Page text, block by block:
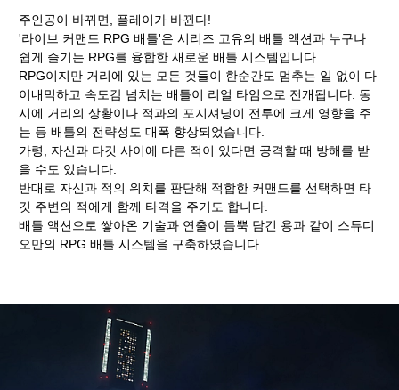
주인공이 바뀌면, 플레이가 바뀐다!
'라이브 커맨드 RPG 배틀'은 시리즈 고유의 배틀 액션과 누구나
쉽게 즐기는 RPG를 융합한 새로운 배틀 시스템입니다.
RPG이지만 거리에 있는 모든 것들이 한순간도 멈추는 일 없이 다
이내믹하고 속도감 넘치는 배틀이 리얼 타임으로 전개됩니다. 동
시에 거리의 상황이나 적과의 포지셔닝이 전투에 크게 영향을 주
는 등 배틀의 전략성도 대폭 향상되었습니다.
가령, 자신과 타깃 사이에 다른 적이 있다면 공격할 때 방해를 받
을 수도 있습니다.
반대로 자신과 적의 위치를 판단해 적합한 커맨드를 선택하면 타
깃 주변의 적에게 함께 타격을 주기도 합니다.
배틀 액션으로 쌓아온 기술과 연출이 듬뿍 담긴 용과 같이 스튜디
오만의 RPG 배틀 시스템을 구축하였습니다.